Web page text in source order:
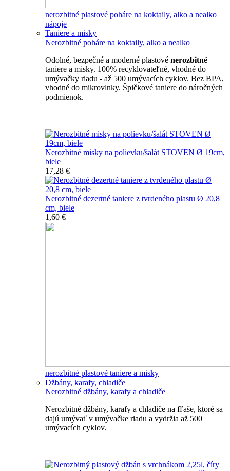
nerozbitné plastové poháre na koktaily, alko a nealko
nápoje
Taniere a misky
Nerozbitné poháre na koktaily, alko a nealko
Odolné, bezpečné a moderné plastové nerozbitné
taniere a misky. 100% recyklovateľné, vhodné do
umývačky riadu - až 500 umývacích cyklov. Bez BPA,
vhodné do mikrovlnky. Špičkové taniere do náročných
podmienok.
Nerozbitné misky na polievku/šalát STOVEN Ø 19cm,
biele
17,28 €
Nerozbitné dezertné taniere z tvrdeného plastu Ø 20,8
cm, biele
1,60 €
nerozbitné plastové taniere a misky
Džbány, karafy, chladiče
Nerozbitné džbány, karafy a chladiče
Nerozbitné džbány, karafy a chladiče na fľaše, ktoré sa
dajú umývať v umývačke riadu a vydržia až 500
umývacích cyklov.